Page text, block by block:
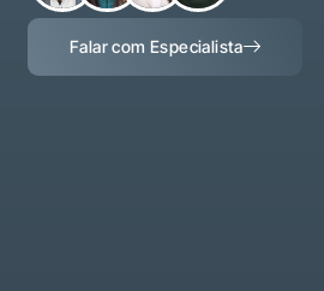
Falar com Especialista